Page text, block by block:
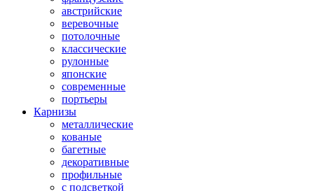
австрийские
веревочные
потолочные
классические
рулонные
японские
современные
портьеры
Карнизы
металлические
кованые
багетные
декоративные
профильные
с подсветкой